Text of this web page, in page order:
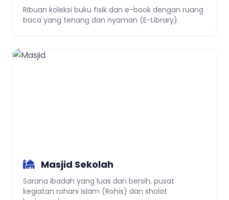
Ribuan koleksi buku fisik dan e-book dengan ruang
baca yang tenang dan nyaman (E-Library).
Masjid Sekolah
Sarana ibadah yang luas dan bersih, pusat
kegiatan rohani Islam (Rohis) dan sholat